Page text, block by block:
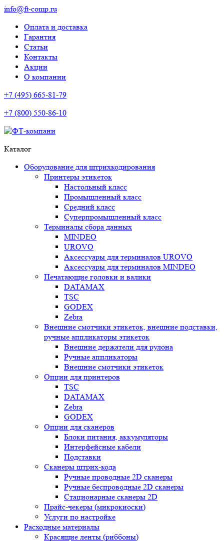
info@ft-comp.ru
Оплата и доставка
Гарантия
Статьи
Контакты
Акции
О компании
+7 (495) 665-81-79
+7 (800) 550-86-10
Каталог
Оборудование для штрихкодирования
Принтеры этикеток
Настольный класс
Промышленный класс
Средний класс
Суперпромышленный класс
Терминалы сбора данных
MINDEO
UROVO
Аксессуары для терминалов UROVO
Аксессуары для терминалов MINDEO
Печатающие головки и валики
DATAMAX
TSC
GODEX
Zebra
Внешние смотчики этикеток, внешние подставки,
ручные аппликаторы этикеток
Внешние держатели для рулона
Ручные аппликаторы
Внешние смотчики этикеток
Опции для принтеров
TSC
DATAMAX
Zebra
GODEX
Опции для сканеров
Блоки питания, аккумуляторы
Интерфейсные кабели
Подставки
Сканеры штрих-кода
Ручные проводные 2D сканеры
Ручные беспроводные 2D сканеры
Стационарные сканеры 2D
Прайс-чекеры (микрокиоски)
Услуги по настройке
Расходные материалы
Красящие ленты (риббоны)